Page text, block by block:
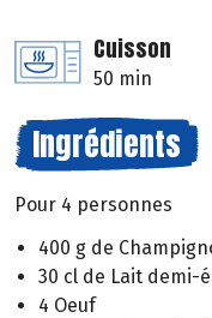
Cuisson
50 min
Ingrédients
Pour 4 personnes
400 g de
30 cl de Lait demi-
4 Oeuf